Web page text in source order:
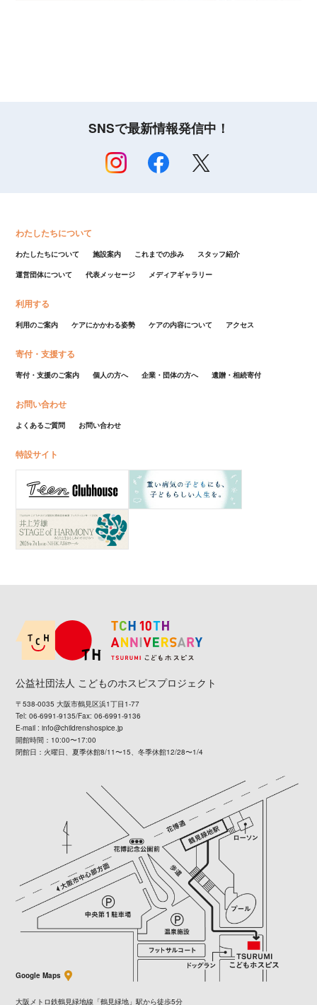
SNSで最新情報発信中！
わたしたちについて
わたしたちについて 施設案内 これまでの歩み スタッフ紹介
運営団体について 代表メッセージ メディアギャラリー
利用する
利用のご案内 ケアにかかわる姿勢 ケアの内容について アクセス
寄付・支援する
寄付・支援のご案内 個人の方へ 企業・団体の方へ 遺贈・相続寄付
お問い合わせ
よくあるご質問 お問い合わせ
特設サイト
公益社団法人 こどものホスピスプロジェクト
〒538-0035 大阪市鶴見区浜1丁目1-77
Tel: 06-6991-9135/Fax: 06-6991-9136
E-mail :info@childrenshospice.jp
開館時間：10:00〜17:00
閉館日：火曜日、夏季休館8/11〜15、冬季休館12/28〜1/4
Google Maps
大阪メトロ鉄鶴見緑地線「鶴見緑地」駅から徒歩5分